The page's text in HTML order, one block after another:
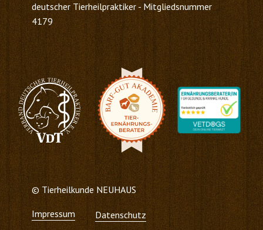
deutscher ​Tierheilpraktiker - Mitgliedsnummer
4179
© Tierheilkunde NEUHAUS
Datenschutz
Impressum